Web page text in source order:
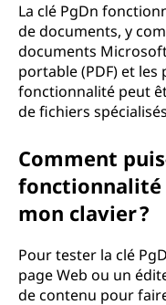
La clé PgDn
de documents, y
documents
portable (PDF) et les
fonctionnalité peut
de fichiers
Comment
fonctionnalité
mon clavier ?
Pour tester la clé
page Web ou un
de contenu pour